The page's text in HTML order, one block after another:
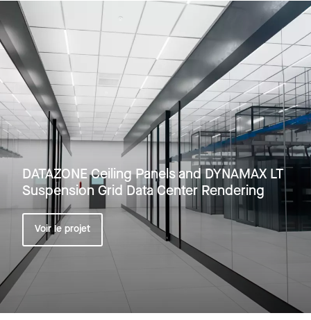
DATAZONE Ceiling Panels and DYNAMAX LT
Suspension Grid Data Center Rendering
Voir le projet